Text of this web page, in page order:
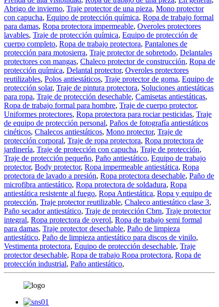
Abrigo de invierno, Traje protector de una pieza, Mono protector
con capucha, Equipo de protección química, Ropa de trabajo formal
para damas, Ropa protectora impermeable, Overoles protectores
lavables, Traje de protección química, Equipo de protección de
cuerpo completo, Ropa de trabajo protectora, Pantalones de
protección para motosierra, Traje protector de sobretodo, Delantales
protectores con mangas, Chaleco protector de construcción, Ropa de
protección química, Delantal protector, Overoles protectores
reutilizables, Polos antiestáticos, Traje protector de goma, Equipo de
protección solar, Traje de pintura protectora, Soluciones antiestáticas
para ropa, Traje de protección desechable, Camisetas antiestáticas,
Ropa de trabajo formal para hombre, Traje de cuerpo protector,
Uniformes protectores, Ropa protectora para rociar pesticidas, Traje
de equipo de protección personal, Paños de fotografía antiestáticos
cinéticos, Chalecos antiestáticos, Mono protector, Traje de
protección corporal, Traje de ropa protectora, Ropa protectora de
jardinería, Traje de protección con capucha, Traje de protección,
Traje de protección pequeño, Paño antiestático, Equipo de trabajo
protector, Body protector, Ropa impermeable antiestática, Ropa
protectora de lavado a presión, Ropa protectora desechable, Paño de
microfibra antiestático, Ropa protectora de soldadura, Ropa
antiestática resistente al fuego, Ropa Antiestática, Ropa y equipo de
protección, Traje protector reutilizable, Chaleco antiestático clase 3,
Paño secador antiestático, Traje de protección Cbrn, Traje protector
integral, Ropa protectora de overol, Ropa de trabajo semi formal
para damas, Traje protector desechable, Paño de limpieza
antiestático, Paño de limpieza antiestático para discos de vinilo,
Vestimenta protectora, Equipo de protección desechable, Traje
protector desechable, Ropa de trabajo Ropa protectora, Ropa de
protección industrial, Paño antiestático,